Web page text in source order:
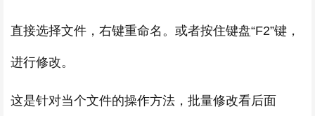
直接选择文件，右键重命名。或者按住键盘“F2”键，
进行修改。
这是针对当个文件的操作方法，批量修改看后面